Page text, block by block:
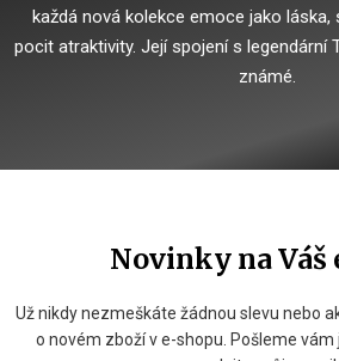
každá nová kolekce emoce jako láska,
pocit atraktivity. Její spojení s legendární
známé.
Novinky na Váš
Už nikdy nezmeškáte žádnou slevu nebo
o novém zboží v e-shopu. Pošleme vám